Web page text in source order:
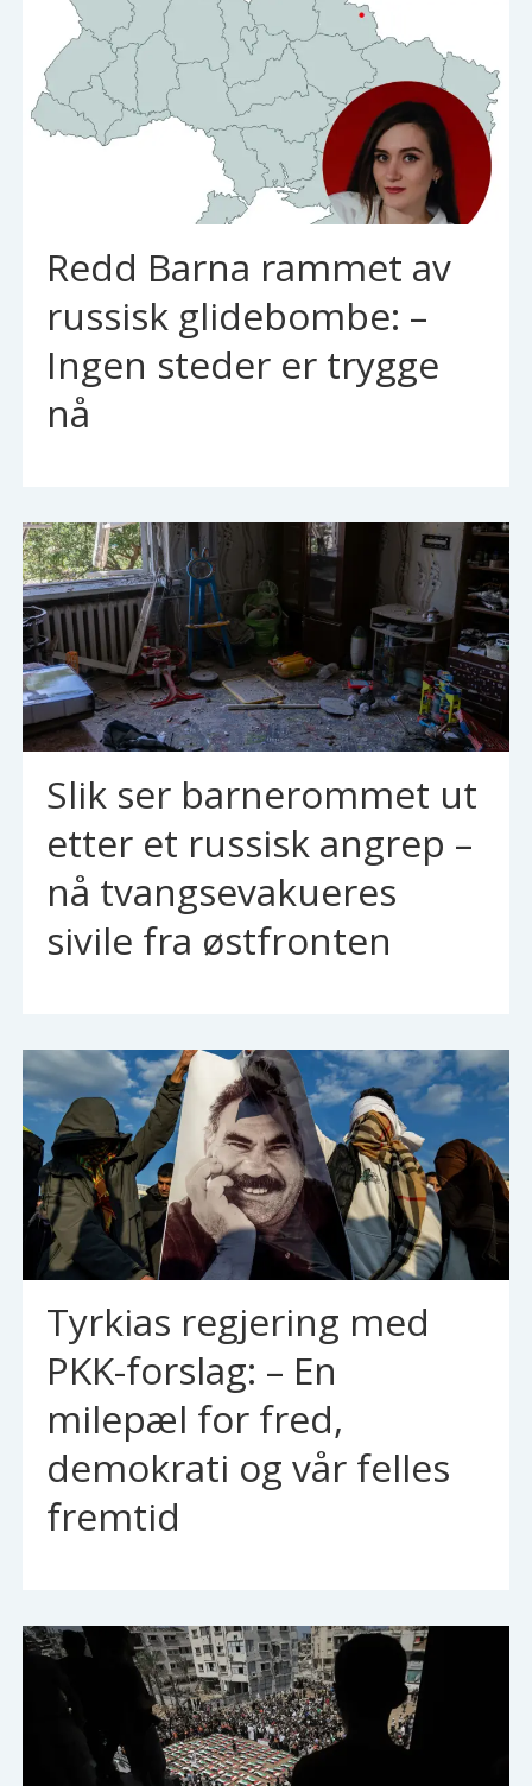
Redd Barna rammet av
russisk glidebombe: –
Ingen steder er trygge
nå
Slik ser barnerommet ut
etter et russisk angrep –
nå tvangsevakueres
sivile fra østfronten
Tyrkias regjering med
PKK-forslag: – En
milepæl for fred,
demokrati og vår felles
fremtid